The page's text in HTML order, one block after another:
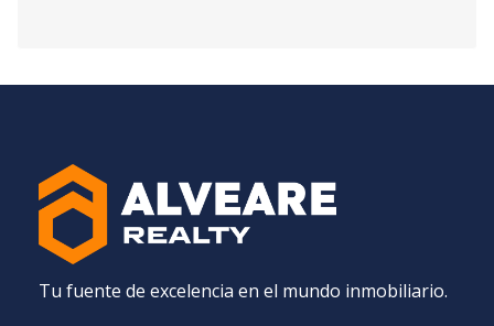
Tu fuente de excelencia en el mundo inmobiliario.